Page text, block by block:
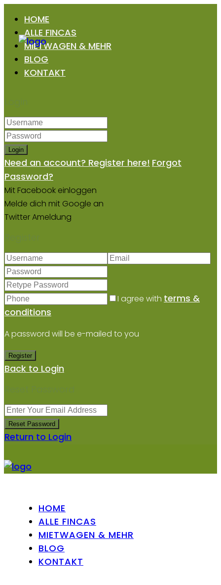
HOME
ALLE FINCAS
MIETWAGEN & MEHR
BLOG
KONTAKT
Login
Login
Need an account? Register here! Forgot
Password?
Mit Facebook einloggen
Melde dich mit Google an
Twitter Ameldung
Register
I agree with terms &
conditions
A password will be e-mailed to you
Register
Back to Login
Reset Password
Reset Password
Return to Login
HOME
ALLE FINCAS
MIETWAGEN & MEHR
BLOG
KONTAKT